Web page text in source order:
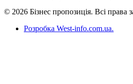
© 2026 Бізнес пропозиція. Всі права
Розробка West-info.com.ua.